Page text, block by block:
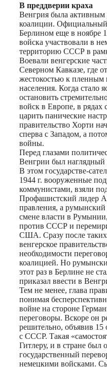
В преддверии краха
Венгрия была активным
коалиции.
Берлином еще в ноябре
войска участвовали в
территорию СССР в
Воевали венгерские
Северном Кавказе, где
жестокостью к
населения. Когда стало
остановить
войск в Европе, в рядах
царить панические
правительство Хорти
сперва с Западом, а
войны.
Перед глазами
Венгрии был
В этом государстве-
1944 г. вооруженные
коммунистами, взяли
Профашистский лидер
правления, а
смене власти в
против СССР и
США. Сразу после
венгерское
необходимости
коалицией. Но
этот раз в Берлине не
приказал ввести в
Тем не менее, глава
понимая
войне на стороне
переговоры. Вскоре он
решительно, объявив 15
с СССР. Такая
Гитлеру, и в стране был
государственный
немецкими войсками.